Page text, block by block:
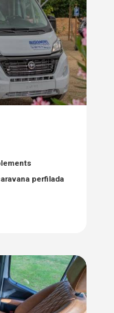
perfilada